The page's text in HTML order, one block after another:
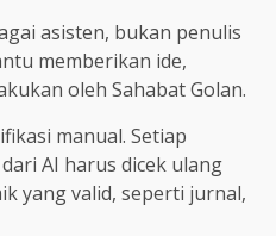
asisten, bukan penulis
memberikan ide,
oleh Sahabat Golan.
manual. Setiap
AI harus dicek ulang
yang valid, seperti jurnal,